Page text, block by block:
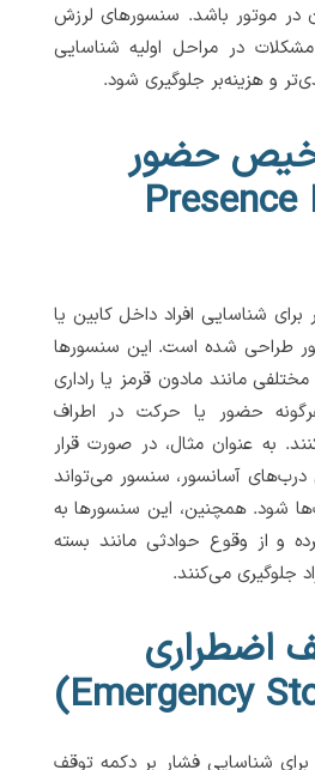
در موتور باشد. سنسورهای لرزش
در مراحل اولیه شناسایی
و هزینه‌بر جلوگیری شود.
حضور
شناسایی افراد داخل کابین یا
طراحی شده است. این سنسورها
مانند مادون قرمز یا راداری
حضور یا حرکت در اطراف
به عنوان مثال، در صورت قرار
آسانسور، سنسور می‌تواند
شود. همچنین، این سنسورها به
و از وقوع حوادثی مانند بسته
جلوگیری می‌کنند.
اضطراری
شناسایی فشار بر دکمه توقف